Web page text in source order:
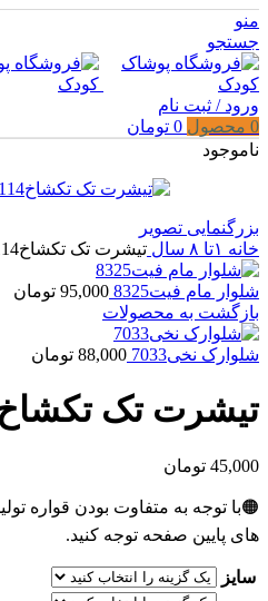
منو
جستجو
ورود / ثبت نام
0 محصول 0 تومان
ناموجود
بزرگنمایی تصویر
خانه ۱تا ۸ سال تیشرت تک تکشاخ1114
شلوار مام فیت8325 95,000 تومان
بازگشت به محصولات
شلوارک نخی7033 88,000 تومان
تیشرت تک
45,000 تومان
🟠با توجه به متفاوت بودن قواره
های پایین صفحه توجه کنید.
سایز